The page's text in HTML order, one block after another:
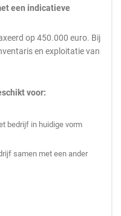
een indicatieve
op 450.000 euro. Bij
en exploitatie van
voor:
bedrijf in huidige vorm
samen met een ander